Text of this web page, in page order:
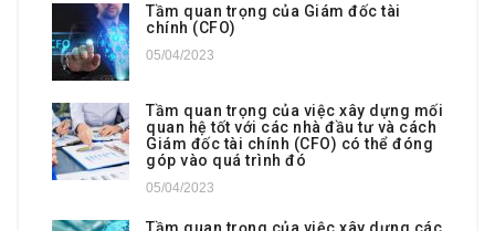
Tầm quan trọng của Giám đốc tài
chính (CFO)
05/04/2023
Tầm quan trọng của việc xây dựng mối
quan hệ tốt với các nhà đầu tư và cách
Giám đốc tài chính (CFO) có thể đóng
góp vào quá trình đó
05/04/2023
Tầm quan trọng của việc xây dựng các